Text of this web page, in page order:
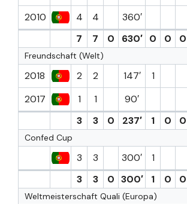
2010 4 4
360′
7
7 0 630′ 0 0 0
Freundschaft (Welt)
2018 2 2 147′
1
2017
1 1
90′
3
3 0 237′ 1 0 0
Confed Cup
3 3 300′
1
3
3 0 300′ 1 0 0
Weltmeisterschaft Quali (Europa)